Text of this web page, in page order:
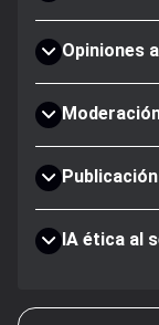
Opiniones
IA ética al